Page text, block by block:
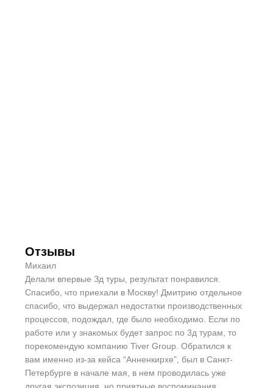
Отзывы
Михаил
Делали впервые Зд туры, результат понравился.
Спасибо, что приехали в Москву! Дмитрию отдельное
спасибо, что выдержал недостатки производственных
процессов, подождал, где было необходимо. Если по
работе или у знакомых будет запрос по 3д турам, то
порекомендую компанию Tiver Group. Обратился к
вам именно из-за кейса “Анненкирхе”, был в Санкт-
Петербурге в начале мая, в нем проводилась уже